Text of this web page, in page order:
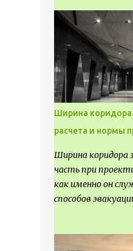
достижений. Как
относится к
всемирным
павильоны
универсальные
временные
стационарные
выставочных
экспозиции, с
пропаганды,
технологий,
привлечения
Ширина
расчета и нормы
Ширина
часть при
как именно он
способов
выполнять